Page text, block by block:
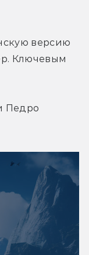
версию
Ключевым
Педро